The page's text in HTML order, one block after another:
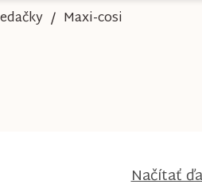
Maxi-cosi
Načítať